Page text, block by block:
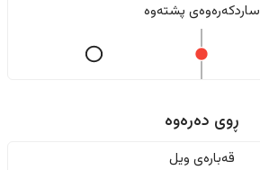
ساردکەرەوەی پشتەوە
ڕوی دەرەوە
قەبارەی ویل